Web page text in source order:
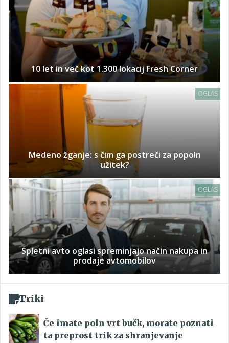
10 let in več kot 1.300 lokacij Fresh Corner
OGLAS
Medeno žganje: s čim ga postreči za popoln
užitek?
OGLAS
Spletni avto oglasi spreminjajo način nakupa in
prodaje avtomobilov
Triki
Če imate poln vrt bučk, morate poznati
ta preprost trik za shranjevanje